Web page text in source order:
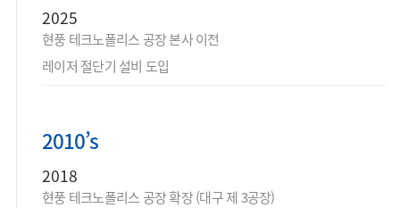
2025
현풍 테크노폴리스 공장 본사 이전
레이저 절단기 설비 도입
2010’s
2018
현풍 테크노폴리스 공장 확장 (대구 제 3공장)